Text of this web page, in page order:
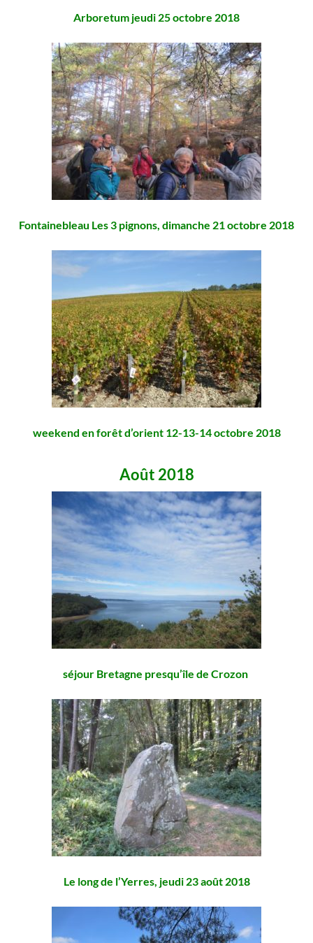
Arboretum jeudi 25 octobre 2018
Fontainebleau Les 3 pignons, dimanche 21 octobre 2018
weekend en forêt d’orient 12-13-14 octobre 2018
Août 2018
séjour Bretagne presqu’île de Crozon
Le long de l’Yerres, jeudi 23 août 2018